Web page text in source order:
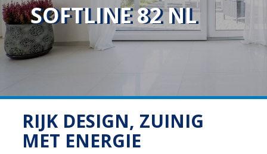
SOFTLINE 82 NL
RIJK DESIGN, ZUINIG
MET ENERGIE